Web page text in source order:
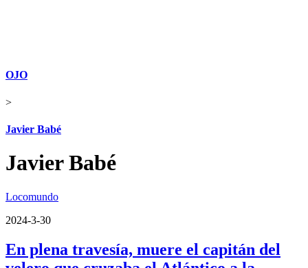
OJO
>
Javier Babé
Javier Babé
Locomundo
2024-3-30
En plena travesía, muere el capitán del